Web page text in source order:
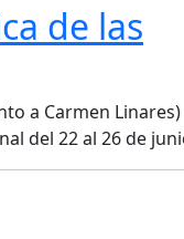
de las
a Carmen Linares)
del 22 al 26 de